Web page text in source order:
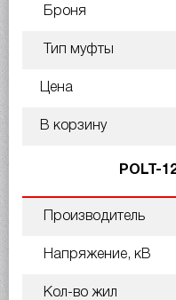
Броня
Тип муфты
Цена
В корзину
POLT-
Производитель
Напряжение, кВ
Кол-во жил